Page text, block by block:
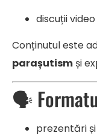
discuții
Conținutul este
parașutism și
🗣️
prezentări